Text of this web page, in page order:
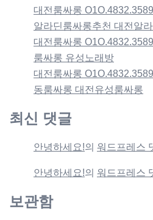
대전룸싸롱
알라딘룸싸롱추천 대전알
대전룸싸롱
룸싸롱 유성노래방
대전룸싸롱
동룸싸롱 대전유성룸싸롱
최신 댓글
안녕하세요!의 워드프레스
안녕하세요!의 워드프레스
보관함